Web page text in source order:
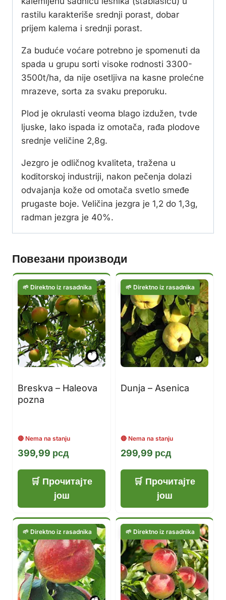
rastilu karakteriše srednji porast, dobar
prijem kalema i srednji porast.
Za buduće voćare potrebno je spomenuti da
spada u grupu sorti visoke rodnosti 3300-
3500t/ha, da nije osetljiva na kasne prolećne
mrazeve, sorta za svaku preporuku.
Plod je okrulasti veoma blago izdužen, tvde
ljuske, lako ispada iz omotača, rađa plodove
srednje veličine 2,8g.
Jezgro je odličnog kvaliteta, tražena u
koditorskoj industriji, nakon pečenja dolazi
odvajanja kože od omotača svetlo smeđe
prugaste boje. Veličina jezgra je 1,2 do 1,3g,
radman jezgra je 40%.
Повезани производи
Breskva – Haleova
pozna
399,99 рсд
Прочитајте
још
Dunja – Asenica
299,99 рсд
Прочитајте
још